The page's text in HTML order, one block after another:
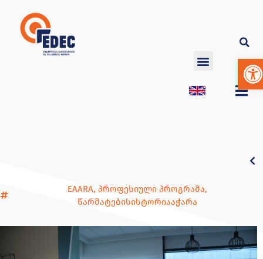
EAARA, პროფესიული პროგრამა,
წარმატებისისტორიააჭარა